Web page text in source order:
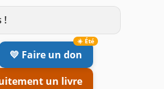
!
💛 Faire un don
un livre